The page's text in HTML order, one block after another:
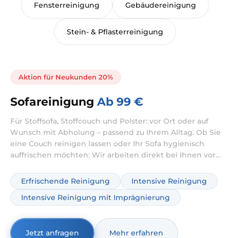
Fensterreinigung Gebäudereinigung
Stein- & Pflasterreinigung
Aktion für Neukunden 20%
Sofareinigung Ab 99 €
Für Stoffsofa, Stoffcouch und Polster: vor Ort oder auf
Wunsch mit Abholung – passend zu Ihrem Alltag. Ob Sie
eine Couch reinigen lassen oder Ihr Sofa hygienisch
auffrischen möchten: Wir arbeiten direkt bei Ihnen vor
Bedarf mit intensiver Behandlung gegen Verschmutzung
und Gerüche.
Erfrischende Reinigung
Intensive Reinigung
Intensive Reinigung mit Imprägnierung
Jetzt anfragen Mehr erfahren